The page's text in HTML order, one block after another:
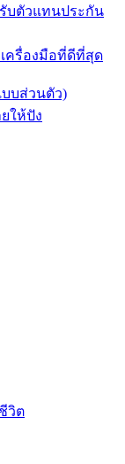
บตัวแทนประกัน
เครื่องมือที่ดีที่สุด
บส่วนตัว)
ให้ปัง
วิต